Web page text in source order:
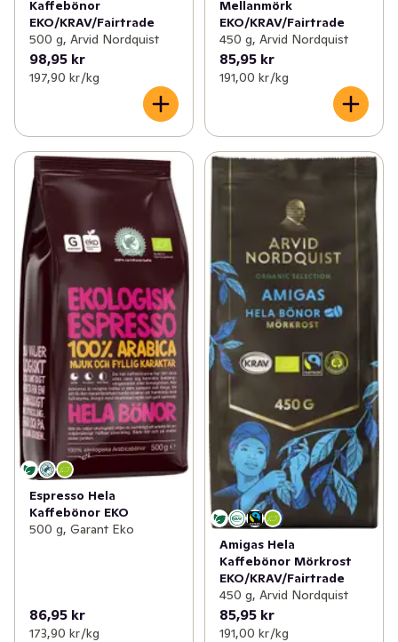
Kaffebönor
EKO/KRAV/Fairtrade
500 g, Arvid Nordquist
98,95 kr
197,90 kr /kg
Mellanmörk
EKO/KRAV/Fairtrade
450 g, Arvid Nordquist
85,95 kr
191,00 kr /kg
Espresso Hela
Kaffebönor EKO
500 g, Garant Eko
86,95 kr
173,90 kr /kg
Amigas Hela
Kaffebönor Mörkrost
EKO/KRAV/Fairtrade
450 g, Arvid Nordquist
85,95 kr
191,00 kr /kg